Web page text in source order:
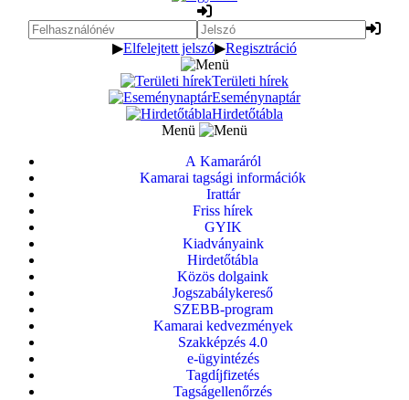
▶Elfelejtett jelszó▶Regisztráció
Területi hírek
Eseménynaptár
Hirdetőtábla
Menü
A Kamaráról
Kamarai tagsági információk
Irattár
Friss hírek
GYIK
Kiadványaink
Hirdetőtábla
Közös dolgaink
Jogszabálykereső
SZEBB-program
Kamarai kedvezmények
Szakképzés 4.0
e-ügyintézés
Tagdíjfizetés
Tagságellenőrzés